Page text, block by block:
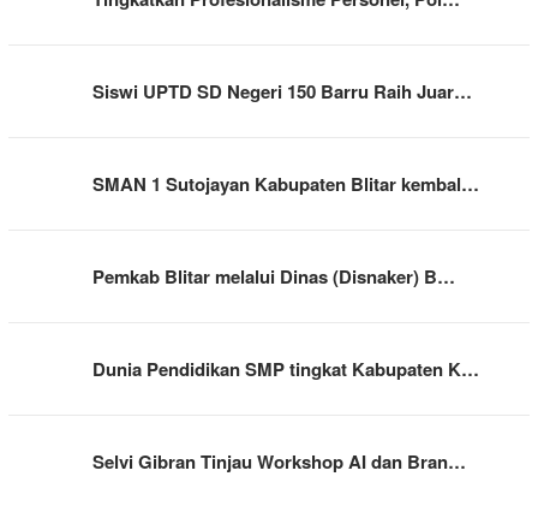
Siswi UPTD SD Negeri 150 Barru Raih Juar…
SMAN 1 Sutojayan Kabupaten Blitar kembal…
Pemkab Blitar melalui Dinas (Disnaker) B…
Dunia Pendidikan SMP tingkat Kabupaten K…
Selvi Gibran Tinjau Workshop AI dan Bran…